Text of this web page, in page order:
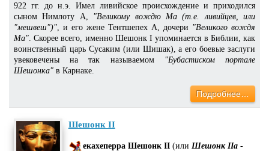
922 гг. до н.э. Имел ливийское происхождение и приходился
сыном Нимлоту А,
"Великому вождю Ма (т.е. ливийцев, или
"мешвеш")" , и его жене Тентшепех А, дочери "Великого вождя
Ма" . Скорее всего, именно Шешонк I упоминается в Библии, как
воинственный царь Сусаким (или Шишак), а его боевые заслуги
увековечены на так называемом "Бубастиском портале
Шешонка" в Карнаке.
Подробнее…
Шешонк II
екахеперра Шешонк II(или Шешонк IIа-